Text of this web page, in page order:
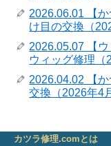
2026.06.01 【
け目の交換（
2026.05.07 【
ウィッグ修理（
2026.04.02 【
交換（2026年4
カツラ修理.comとは